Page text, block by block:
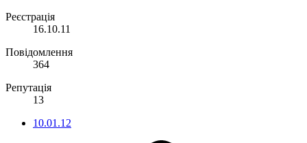
Реєстрація
16.10.11
Повідомлення
364
Репутація
13
10.01.12